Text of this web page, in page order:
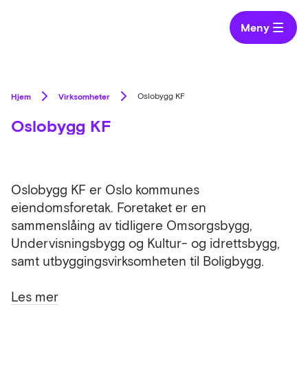
Meny
Hjem Virksomheter Oslobygg KF
Oslobygg KF
Oslobygg KF er Oslo kommunes
eiendomsforetak. Foretaket er en
sammenslåing av tidligere Omsorgsbygg,
Undervisningsbygg og Kultur- og idrettsbygg,
samt utbyggingsvirksomheten til Boligbygg.
Les mer